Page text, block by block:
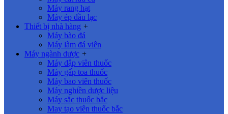
Máy rang hạt
Máy ép dầu lạc
Thiết bị nhà hàng +
Máy bào đá
Máy làm đá viên
Máy ngành dược +
Máy dập viên thuốc
Máy gấp toa thuốc
Máy bao viên thuốc
Máy nghiền dược liệu
Máy sắc thuốc bắc
May tạo viên thuốc bắc